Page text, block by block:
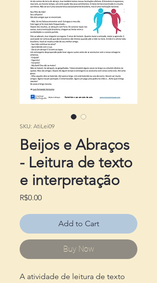
SKU: AtiLei09
Beijos e Abraços
- Leitura de texto
e interpretação
R$0.00Price
Add to Cart
Buy Now
A atividade de leitura de texto